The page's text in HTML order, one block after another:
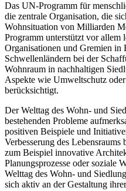
Das UN-Programm für
die zentrale Organisation, die
Wohnsituation von Milliarden
Programm unterstützt vor allem
Organisationen und Gremien in
Schwellenländern bei der
Wohnraum in nachhaltigen
Aspekte wie Umweltschutz
berücksichtigt.
Der Welttag des Wohn- und
bestehenden Probleme
positiven Beispiele und
Verbesserung des Lebensraums
zum Beispiel innovative
Planungsprozesse oder soziale
Welttag des Wohn- und
sich aktiv an der Gestaltung